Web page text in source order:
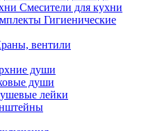
Смесители для кухни
Гигиенические
вентили
души
души
лейки